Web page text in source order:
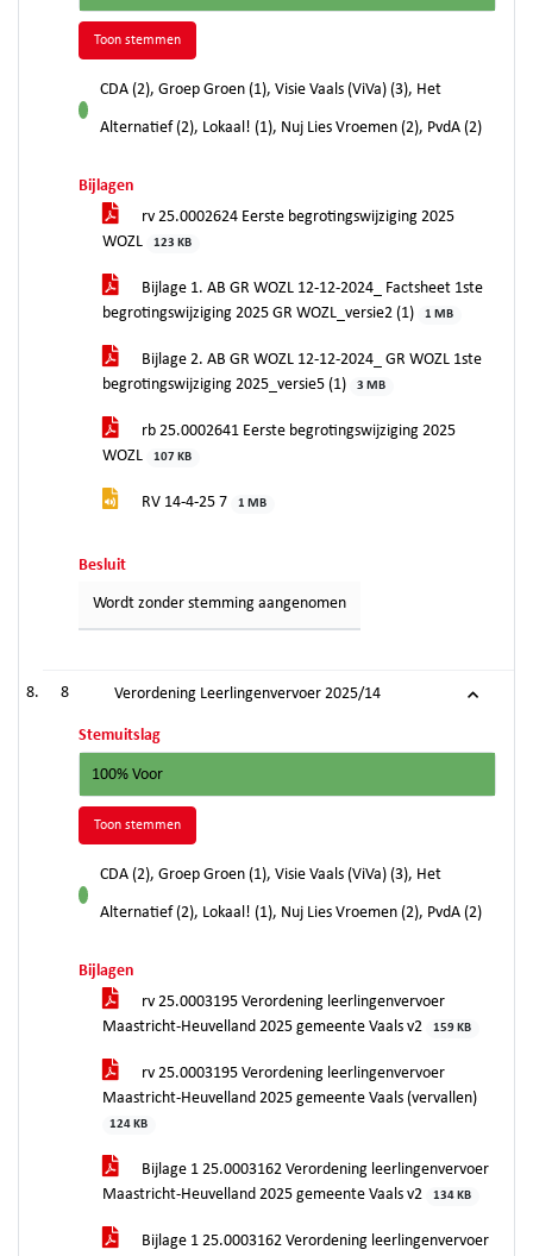
Toon stemmen
voor
CDA (2), Groep Groen (1), Visie Vaals (ViVa) (3), Het
Alternatief (2), Lokaal! (1), Nuj Lies Vroemen (2), PvdA (2)
Bijlagen
rv 25.0002624 Eerste begrotingswijziging 2025
WOZL
123 KB
Bijlage 1. AB GR WOZL 12-12-2024_ Factsheet 1ste
begrotingswijziging 2025 GR WOZL_versie2 (1)
1 MB
Bijlage 2. AB GR WOZL 12-12-2024_ GR WOZL 1ste
begrotingswijziging 2025_versie5 (1)
3 MB
rb 25.0002641 Eerste begrotingswijziging 2025
WOZL
107 KB
RV 14-4-25 7 1 MB
Besluit
Wordt zonder stemming aangenomen
8 Verordening Leerlingenvervoer 2025/14
Stemuitslag
100% Voor
Toon stemmen
voor
CDA (2), Groep Groen (1), Visie Vaals (ViVa) (3), Het
Alternatief (2), Lokaal! (1), Nuj Lies Vroemen (2), PvdA (2)
Bijlagen
rv 25.0003195 Verordening leerlingenvervoer
Maastricht-Heuvelland 2025 gemeente Vaals v2
159 KB
rv 25.0003195 Verordening leerlingenvervoer
Maastricht-Heuvelland 2025 gemeente Vaals (vervallen)
124 KB
Bijlage 1 25.0003162 Verordening leerlingenvervoer
Maastricht-Heuvelland 2025 gemeente Vaals v2
134 KB
Bijlage 1 25.0003162 Verordening leerlingenvervoer